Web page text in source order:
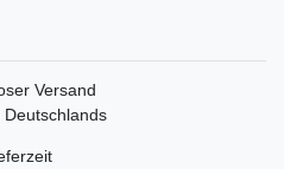
Versand
Deutschlands